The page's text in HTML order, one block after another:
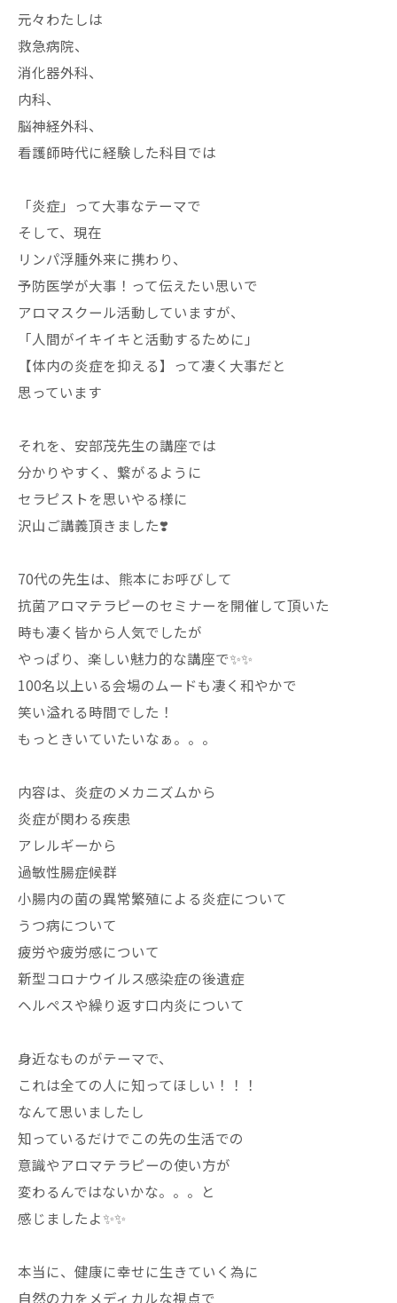
元々わたしは
救急病院、
消化器外科、
内科、
脳神経外科、
看護師時代に経験した科目では
「炎症」って大事なテーマで
そして、現在
リンパ浮腫外来に携わり、
予防医学が大事！って伝えたい思いで
アロマスクール活動していますが、
「人間がイキイキと活動するために」
【体内の炎症を抑える】って凄く大事だと
思っています
それを、安部茂先生の講座では
分かりやすく、繋がるように
セラピストを思いやる様に
沢山ご講義頂きました❣️
70代の先生は、熊本にお呼びして
抗菌アロマテラピーのセミナーを開催して頂いた
時も凄く皆から人気でしたが
やっぱり、楽しい魅力的な講座で✨✨
100名以上いる会場のムードも凄く和やかで
笑い溢れる時間でした！
もっときいていたいなぁ。。。
内容は、炎症のメカニズムから
炎症が関わる疾患
アレルギーから
過敏性腸症候群
小腸内の菌の異常繁殖による炎症について
うつ病について
疲労や疲労感について
新型コロナウイルス感染症の後遺症
ヘルペスや繰り返す口内炎について
身近なものがテーマで、
これは全ての人に知ってほしい！！！
なんて思いましたし
知っているだけでこの先の生活での
意識やアロマテラピーの使い方が
変わるんではないかな。。。と
感じましたよ✨✨
本当に、健康に幸せに生きていく為に
自然の力をメディカルな視点で